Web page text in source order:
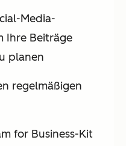
Media-
Ihre Beiträge
planen
regelmäßigen
for Business-Kit